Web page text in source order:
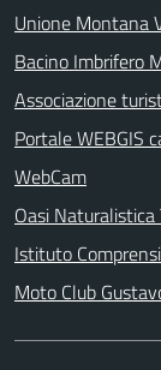
Unione Montana
Bacino Imbrifero
Associazione
Portale WEBGIS
WebCam
Oasi
Istituto
Moto Club